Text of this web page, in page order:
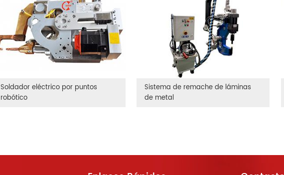
Soldador eléctrico por puntos
robótico
Sistema de remache de láminas
de metal